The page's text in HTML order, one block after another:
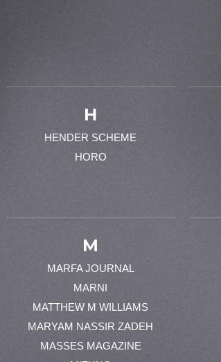
H
HENDER SCHEME
HORO
M
MARFA JOURNAL
MARNI
MATTHEW M WILLIAMS
MARYAM NASSIR ZADEH
MASSES MAGAZINE